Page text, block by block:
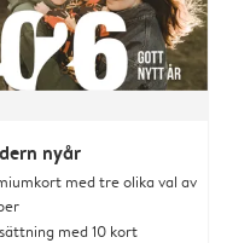
nyår
med tre olika val av
med 10 kort